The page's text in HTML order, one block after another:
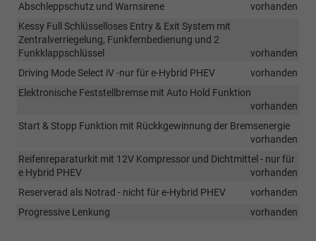
Abschleppschutz und Warnsirene
vorhanden
Kessy Full Schlüsselloses Entry & Exit System mit
Zentralverriegelung, Funkfernbedienung und 2
Funkklappschlüssel
vorhanden
Driving Mode Select iV -nur für e-Hybrid PHEV
vorhanden
Elektronische Feststellbremse mit Auto Hold Funktion
vorhanden
Start & Stopp Funktion mit Rückkgewinnung der Bremsenergie
vorhanden
Reifenreparaturkit mit 12V Kompressor und Dichtmittel - nur für
e Hybrid PHEV
vorhanden
Reserverad als Notrad - nicht für e-Hybrid PHEV
vorhanden
Progressive Lenkung
vorhanden